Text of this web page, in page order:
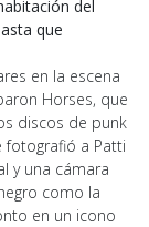
del
que
en la escena
Horses, que
discos de punk
a Patti
y una cámara
como la
en un icono